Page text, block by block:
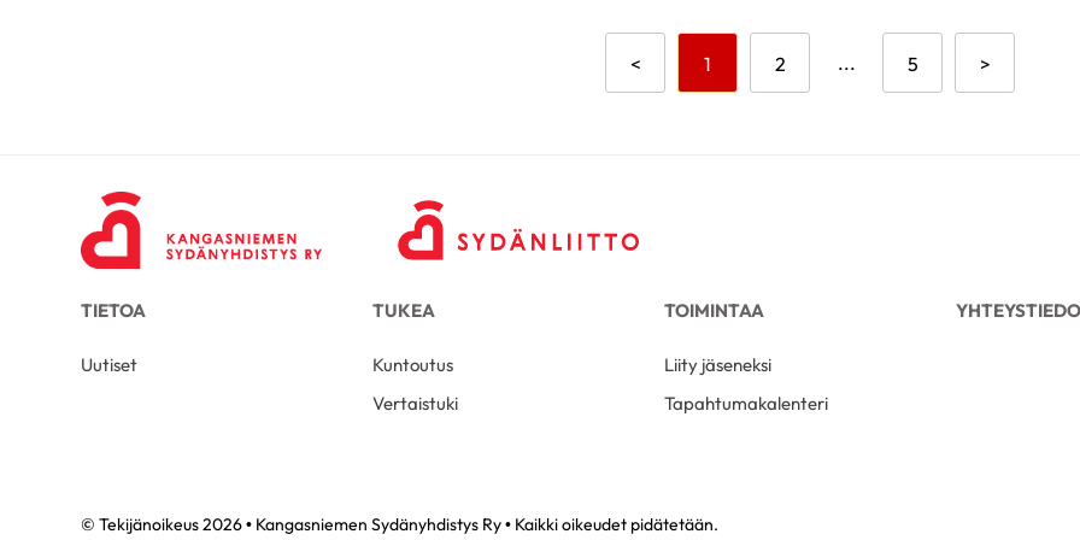
<Aikaisempi sivu
Mene sivulle
1 Mene sivulle
2 ... Mene sivulle
5 >Seuraava
TIETOA
Uutiset
TUKEA
Kuntoutus
Vertaistuki
TOIMINTAA
Liity jäseneksi
Tapahtumakalenteri
© Tekijänoikeus 2026 • Kangasniemen Sydänyhdistys Ry • Kaikki oikeudet pidätetään.